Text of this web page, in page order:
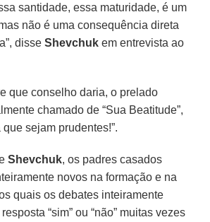
santidade, essa maturidade, é um
não é uma consequência direta
disseShevchuk em entrevista ao
que conselho daria, o prelado
chamado de “Sua Beatitude”,
sejam prudentes!”.
Shevchuk, os padres casados
novos na formação e na
quais os debates inteiramente
“sim” ou “não” muitas vezes